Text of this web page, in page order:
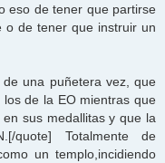
eso de tener que partirse
o de tener que instruir un
una puñetera vez, que
de la EO mientras que
sus medallitas y que la
quote] Totalmente de
un templo,incidiendo